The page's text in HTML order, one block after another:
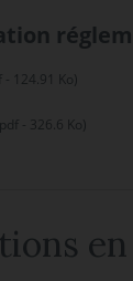
- 124.91 Ko)
- 326.6 Ko)